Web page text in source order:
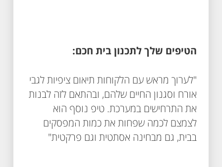
הטיפים שלך לתכנון בית חכם:
"לערוך מראש עם הלקוחות תיאום ציפיות לגבי
אורח וסגנון החיים שלהם, ובהתאם לזה לבנות
את התרחישים במערכת. טיפ נוסף הוא
לצמצם לכמה שפחות את כמות המפסקים
בבית, גם מבחינה אסתטית וגם פרקטית"